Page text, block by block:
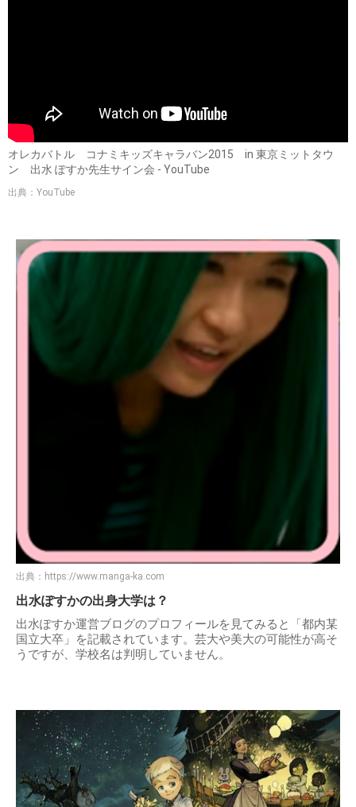
オレカバトル コナミキッズキャラバン2015 in 東京ミットタウ
ン 出水 ぽすか先生サイン会 - YouTube
出典：YouTube
出典： https://www.manga-ka.com
出水ぽすかの出身大学は？
出水ぽすか運営ブログのプロフィールを見てみると「都内某
国立大卒」を記載されています。芸大や美大の可能性が高そ
うですが、学校名は判明していません。